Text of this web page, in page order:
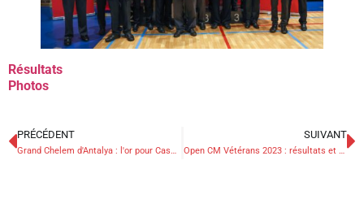
Résultats
Photos
PRÉCÉDENT
Grand Chelem d'Antalya : l'or pour Casse, bronze pour Verstraeten, la 7e place pour Foubert
SUIVANT
Open CM Vétérans 2023 : résultats et galerie photos